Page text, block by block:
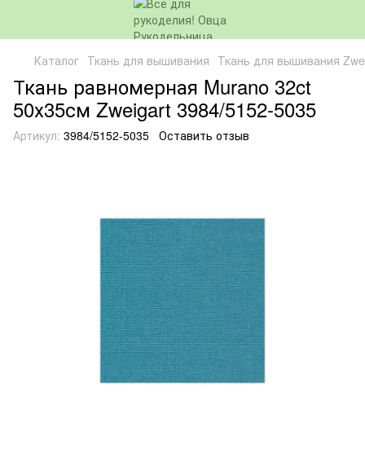
Каталог Ткань для вышивания Ткань для вышивания
Ткань равномерная Murano 32ct
50х35см Zweigart 3984/5152-5035
Артикул: 3984/5152-5035 Оставить отзыв